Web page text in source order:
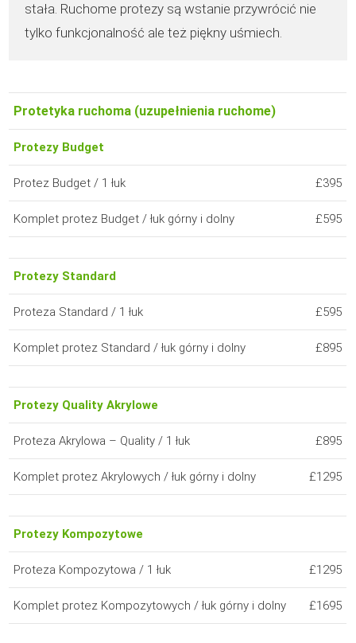
stała. Ruchome protezy są wstanie przywrócić nie
tylko funkcjonalność ale też piękny uśmiech.
Protetyka ruchoma (uzupełnienia ruchome)
Protezy Budget
Protez Budget / 1 łuk £395
Komplet protez Budget / łuk górny i dolny £595
Protezy Standard
Proteza Standard / 1 łuk £595
Komplet protez Standard / łuk górny i dolny £895
Protezy Quality Akrylowe
Proteza Akrylowa – Quality / 1 łuk £895
Komplet protez Akrylowych / łuk górny i dolny £1295
Protezy Kompozytowe
Proteza Kompozytowa / 1 łuk £1295
Komplet protez Kompozytowych / łuk górny i dolny £1695